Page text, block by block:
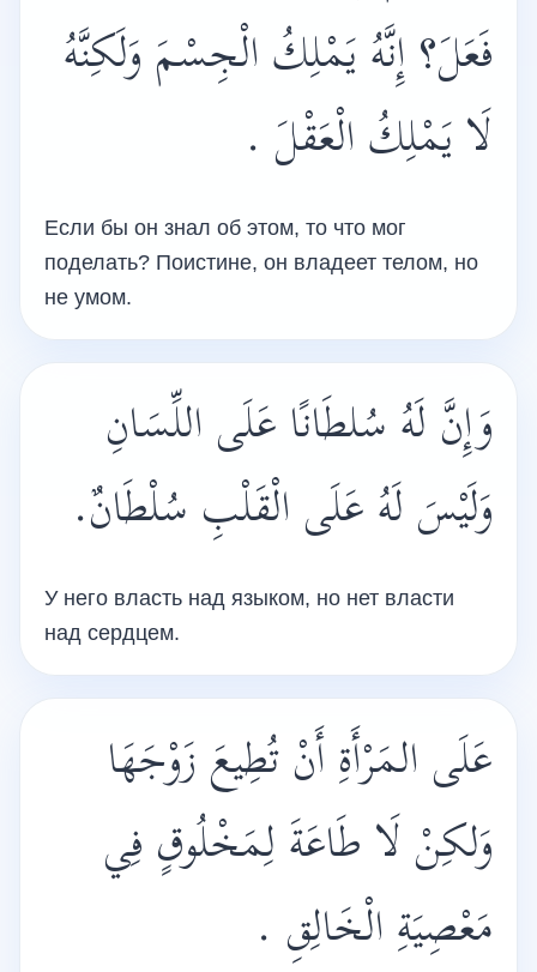
فَعَلَ؟ إِنَّهُ يَمْلِكُ الْجِسْمَ وَلَكِنَّهُ
لَا يَمْلِكُ الْعَقْلَ .
Если бы он знал об этом, то что мог
поделать? Поистине, он владеет телом, но
не умом.
وَإِنَّ لَهُ سُلطَانًا عَلَى اللِّسَانِ
وَلَيْسَ لَهُ عَلَى الْقَلْبِ سُلْطَانٌ.
У него власть над языком, но нет власти
над сердцем.
عَلَى المَرْأَةِ أَنْ تُطِيعَ زَوْجَهَا
وَلكِنْ لَا طَاعَةَ لِمَخْلُوقٍ فِي
مَعْصِيَةِ الْخَالِقِ .